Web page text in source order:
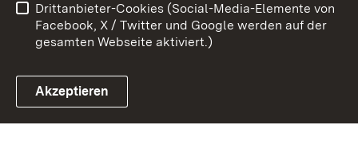
Link zum Landesportal
Impressum Cookies
Drittanbieter-Cookies (Social-Media-Elemente von
Facebook, X / Twitter und Google werden auf der
gesamten Webseite aktiviert.)
Akzeptieren